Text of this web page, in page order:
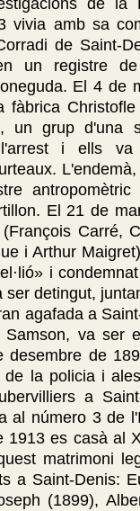
de la
vivia amb sa
de Saint-
un registre de
El 4 de
un grup d'una
l'arrest i ells
antropomètric
El 21 de
Carré,
i Arthur
i
detingut,
agafada a
va ser
desembre de
la policia i
a
al número 3 de
1913 es casà al
matrimoni
a Saint-Denis:
(1899),